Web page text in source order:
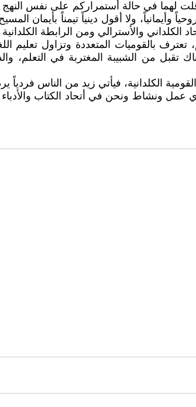
لهما في حالة أستمراركم على نفس النهج
وأيمانياً، ولا أقول دينياً تيمناً بأيمان
والأسترالي ومن الرابطة
تعترف بالقوميات المتعددة وتزاول
تقبل من الشبيبة المغتربة في التعلم،
الكلدانية، فيأتي زيد من الناس فردياً
ونشاط ونحن في أتحاد الكتاب والأدباء